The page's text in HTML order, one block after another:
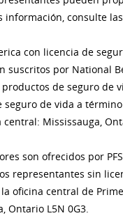
información, consulte las
con licencia de
suscritos por National
productos de seguro
seguro de vida a
Mississauga,
son ofrecidos por
representantes sin
oficina central de
Ontario L5N 0G3.